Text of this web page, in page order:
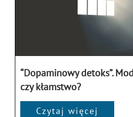
“Dopaminowy detoks”.
czy kłamstwo?
Czytaj więcej